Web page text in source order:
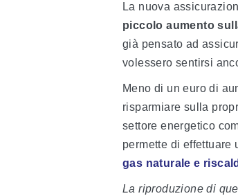
La nuova
piccolo aumento
già pensato ad
volessero sentirsi
Meno di un euro di
risparmiare sulla
settore energetico
permette di effettuare
gas naturale e
La riproduzione di